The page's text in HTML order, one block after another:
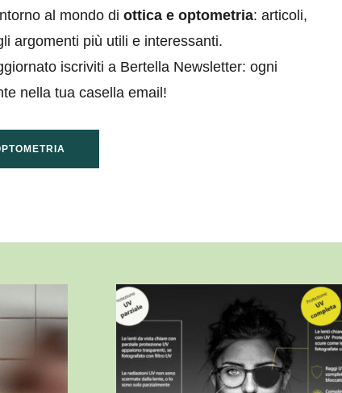
al mondo diottica e optometria: articoli,
argomenti più utili e interessanti.
iscriviti a Bertella Newsletter: ogni
nella tua casella email!